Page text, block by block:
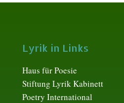
Lyrik in Links
Haus für Poesie
Stiftung Lyrik Kabinett
Poetry International